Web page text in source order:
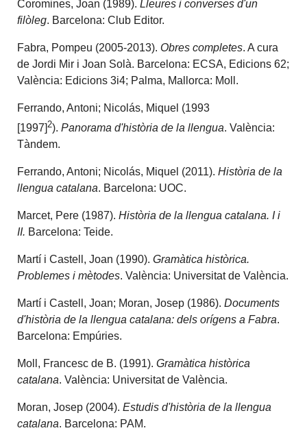
Coromines, Joan (1989).Lleures i converses d'un
filòleg. Barcelona: Club Editor.
Fabra, Pompeu (2005-2013). Obres completes. A cura
de Jordi Mir i Joan Solà. Barcelona: ECSA, Edicions 62;
València: Edicions 3i4; Palma, Mallorca: Moll.
Ferrando, Antoni; Nicolás, Miquel (1993
[1997]2).Panorama d'història de la llengua. València:
Tàndem.
Ferrando, Antoni; Nicolás, Miquel (2011).Història de la
llengua catalana. Barcelona: UOC.
Marcet, Pere (1987).Història de la llengua catalana. I i
II. Barcelona: Teide.
Martí i Castell, Joan (1990).Gramàtica històrica.
Problemes i mètodes. València: Universitat de València.
Martí i Castell, Joan; Moran, Josep (1986).Documents
d'història de la llengua catalana: dels orígens a Fabra.
Barcelona: Empúries.
Moll, Francesc de B. (1991).Gramàtica històrica
catalana. València: Universitat de València.
Moran, Josep (2004).Estudis d'història de la llengua
catalana. Barcelona: PAM.